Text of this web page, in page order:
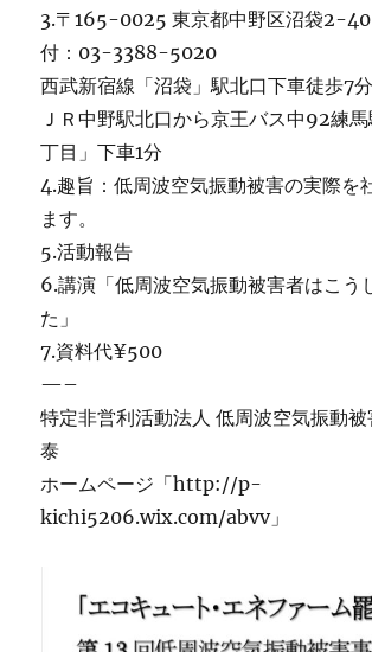
3.〒165-0025 東京都中野区沼袋2-
付：03-3388-5020
西武新宿線「沼袋」駅北口下車徒歩7分
ＪＲ中野駅北口から京王バス中92練
丁目」下車1分
4.趣旨：低周波空気振動被害の実際を
ます。
5.活動報告
6.講演「低周波空気振動被害者はこう
た」
7.資料代¥500
—–
特定非営利活動法人 低周波空気振動
泰
ホームページ「http://p-
kichi5206.wix.com/abvv」